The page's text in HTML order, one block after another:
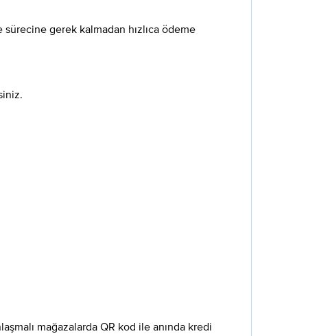
gerek kalmadan hızlıca ödeme
mağazalarda QR kod ile anında kredi